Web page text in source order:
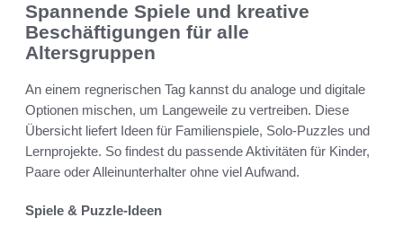
Spannende Spiele und kreative
Beschäftigungen für alle
Altersgruppen
An einem regnerischen Tag kannst du analoge und digitale
Optionen mischen, um Langeweile zu vertreiben. Diese
Übersicht liefert Ideen für Familienspiele, Solo-Puzzles und
Lernprojekte. So findest du passende Aktivitäten für Kinder,
Paare oder Alleinunterhalter ohne viel Aufwand.
Spiele & Puzzle-Ideen